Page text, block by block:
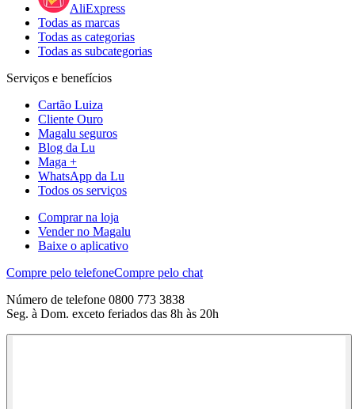
AliExpress
Todas as marcas
Todas as categorias
Todas as subcategorias
Serviços e benefícios
Cartão Luiza
Cliente Ouro
Magalu seguros
Blog da Lu
Maga +
WhatsApp da Lu
Todos os serviços
Comprar na loja
Vender no Magalu
Baixe o aplicativo
Compre pelo telefoneCompre pelo chat
Número de telefone 0800 773 3838
Seg. à Dom. exceto feriados das 8h às 20h